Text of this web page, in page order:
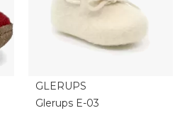
GLERUPS
Glerups E-03